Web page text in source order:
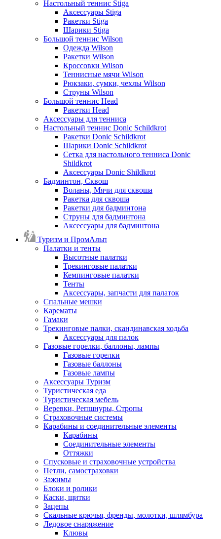
Настольный теннис Stiga
Аксессуары Stiga
Ракетки Stiga
Шарики Stiga
Большой теннис Wilson
Одежда Wilson
Ракетки Wilson
Кроссовки Wilson
Теннисные мячи Wilson
Рюкзаки, сумки, чехлы Wilson
Струны Wilson
Большой теннис Head
Ракетки Head
Аксессуары для тенниса
Настольный теннис Donic Schildkrot
Ракетки Donic Schildkrot
Шарики Donic Schildkrot
Сетка для настольного тенниса Donic
Shildkrot
Аксессуары Donic Shildkrot
Бадминтон, Сквош
Воланы, Мячи для сквоша
Ракетка для сквоша
Ракетки для бадминтона
Струны для бадминтона
Аксессуары для бадминтона
Туризм и ПромАльп
Палатки и тенты
Высотные палатки
Трекинговые палатки
Кемпинговые палатки
Тенты
Аксессуары, запчасти для палаток
Спальные мешки
Карематы
Гамаки
Трекинговые палки, скандинавская ходьба
Аксессуары для палок
Газовые горелки, баллоны, лампы
Газовые горелки
Газовые баллоны
Газовые лампы
Аксессуары Туризм
Туристическая еда
Туристическая мебель
Веревки, Репшнуры, Стропы
Страховочные системы
Карабины и соединительные элементы
Карабины
Соединительные элементы
Оттяжки
Спусковые и страховочные устройства
Петли, самостраховки
Зажимы
Блоки и ролики
Каски, щитки
Зацепы
Скальные крючья, френды, молотки, шлямбура
Ледовое снаряжение
Клювы